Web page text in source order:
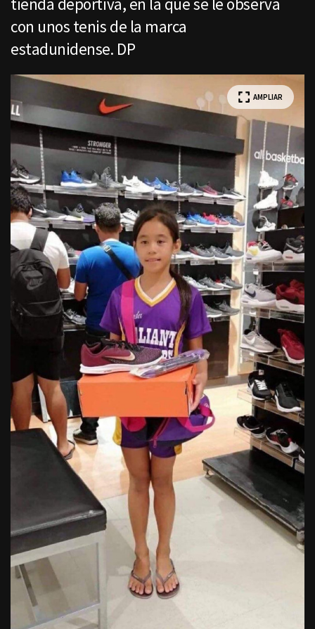
con unos tenis de la marca
estadunidense. DP
AMPLIAR